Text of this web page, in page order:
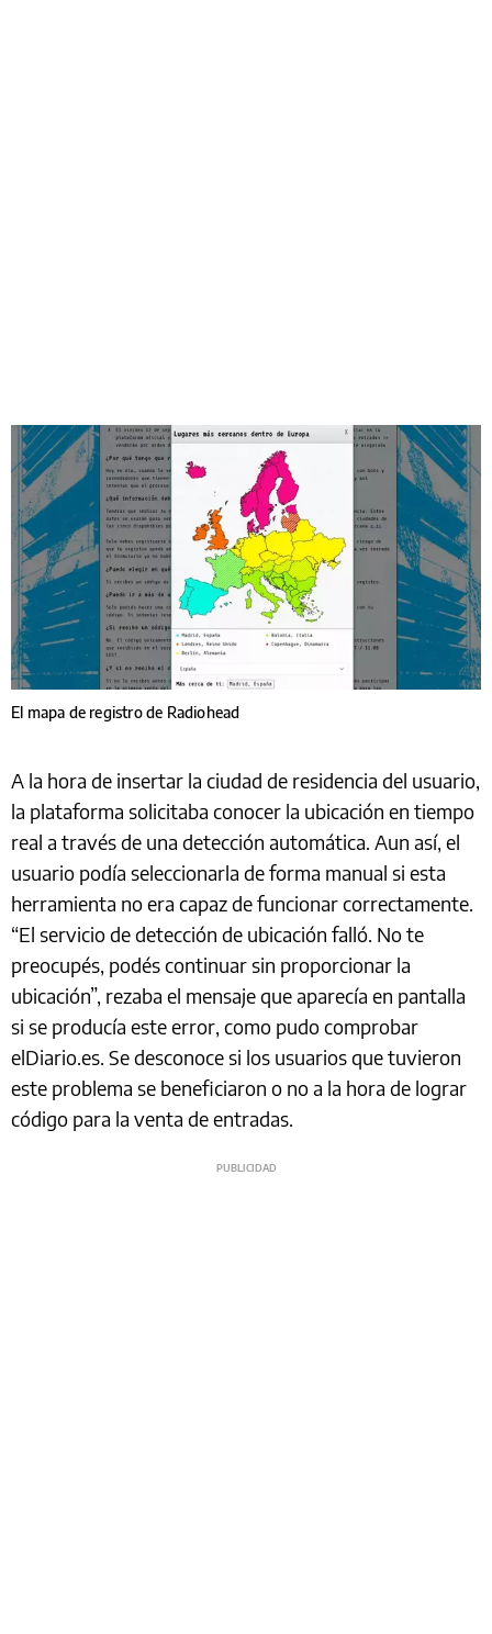
El mapa de registro de Radiohead
A la hora de insertar la ciudad de residencia del usuario,
la plataforma solicitaba conocer la ubicación en tiempo
real a través de una detección automática. Aun así, el
usuario podía seleccionarla de forma manual si esta
herramienta no era capaz de funcionar correctamente.
“El servicio de detección de ubicación falló. No te
preocupés, podés continuar sin proporcionar la
ubicación”, rezaba el mensaje que aparecía en pantalla
si se producía este error, como pudo comprobar
elDiario.es. Se desconoce si los usuarios que tuvieron
este problema se beneficiaron o no a la hora de lograr
código para la venta de entradas.